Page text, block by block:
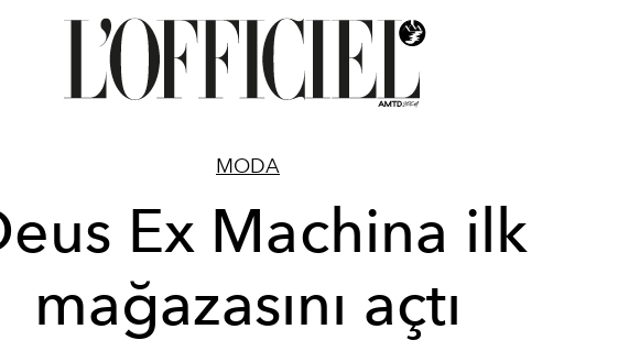
MODA
Ex Machina ilk
mağazasını açtı